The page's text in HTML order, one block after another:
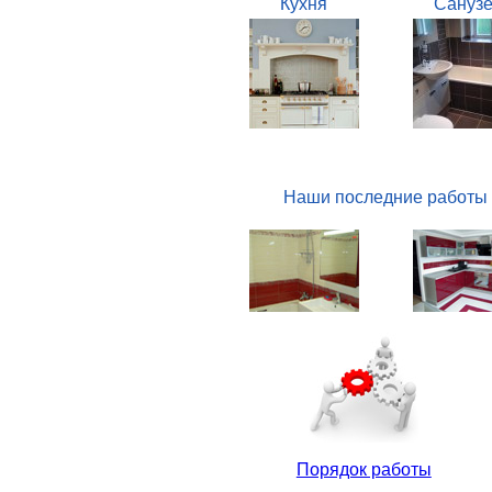
Наши последние работы
Порядок работы